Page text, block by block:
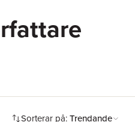
Sorterar på:Trendande